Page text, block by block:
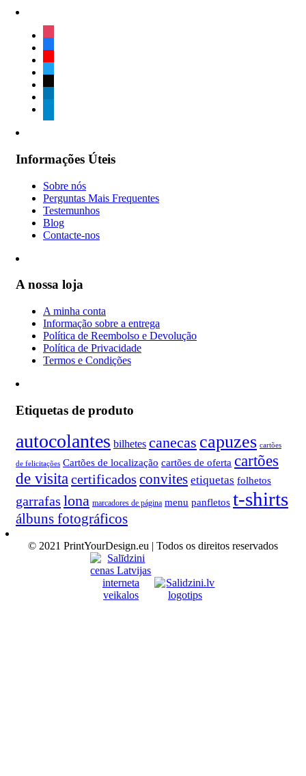
Informações Úteis
Sobre nós
Perguntas Mais Frequentes
Testemunhos
Blog
Contacte-nos
A nossa loja
A minha conta
Informação sobre a entrega
Política de Reembolso e Devolução
Política de Privacidade
Termos e Condições
Etiquetas de produto
autocolantes bilhetes canecas capuzes cartões
de felicitações Cartões de localização cartões de oferta cartões
de visitacertificados convites etiquetas folhetos
garrafas lona marcadores de página menu panfletos t-shirts
álbuns fotográficos
© 2021 PrintYourDesign.eu | Todos os direitos reservados